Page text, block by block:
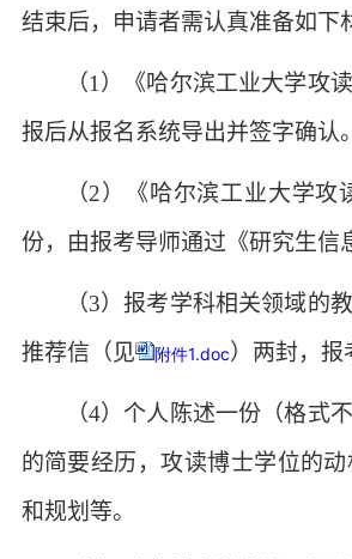
结束后，申请者需认真准备如下
（1 ）《哈尔滨工业大学攻
报后从报名系统导出并签字确认。
（2）《哈尔滨工业大学攻
份，由报考导师通过《研究生信
（3）报考学科相关领域的
推荐信（见
附件1.doc）两封，报
（4）个人陈述一份（格式
的简要经历，攻读博士学位的
和规划等。